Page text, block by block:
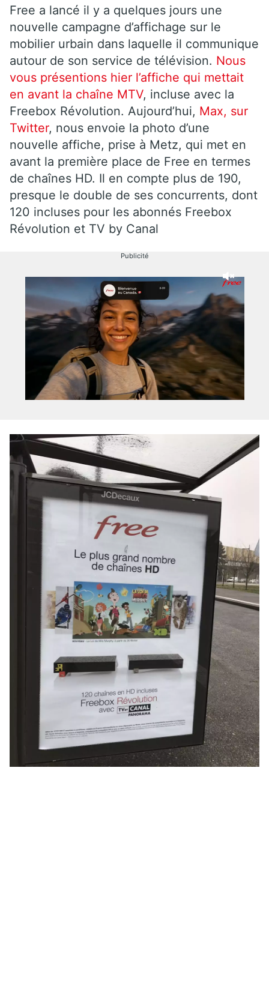
Free a lancé il y a quelques jours une
nouvelle campagne d’affichage sur le
mobilier urbain dans laquelle il communique
autour de son service de télévision. Nous
vous présentions hier l’affiche qui mettait
en avant la chaîne MTV, incluse avec la
Freebox Révolution. Aujourd’hui, Max, sur
Twitter, nous envoie la photo d’une
nouvelle affiche, prise à Metz, qui met en
avant la première place de Free en termes
de chaînes HD. Il en compte plus de 190,
presque le double de ses concurrents, dont
120 incluses pour les abonnés Freebox
Révolution et TV by Canal
Publicité